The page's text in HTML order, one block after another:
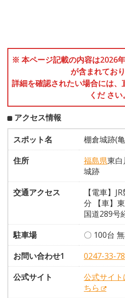
※ 本ページ記載の内容は2026
が含まれており
詳細を確認されたい場合には
くだ さい。
アクセス情報
スポット名
棚倉城跡(
住所
福島県東
城跡
交通アクセス
【電車】
分 【車】
国道289号
駐車場
〇 100台
お問い合わせ1
0247-33-
公式サイト
公式サイ
ちら